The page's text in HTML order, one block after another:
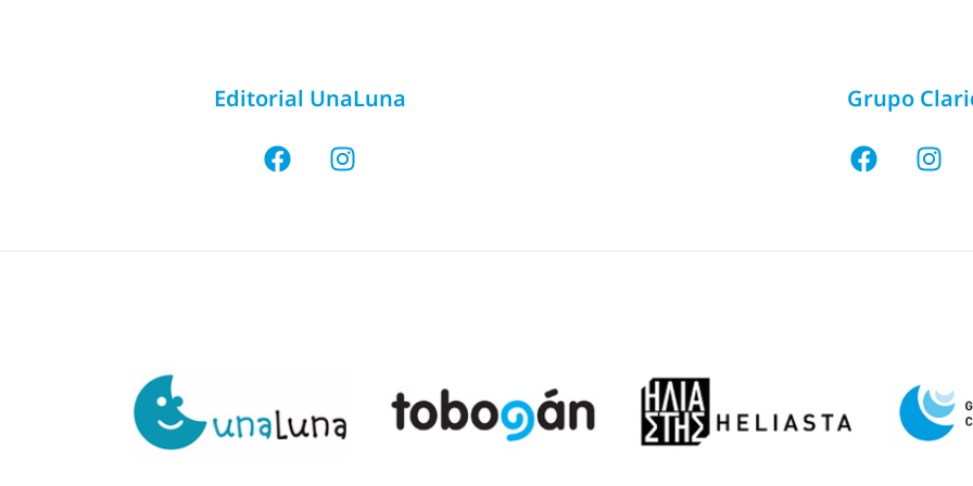
Editorial UnaLuna Grupo